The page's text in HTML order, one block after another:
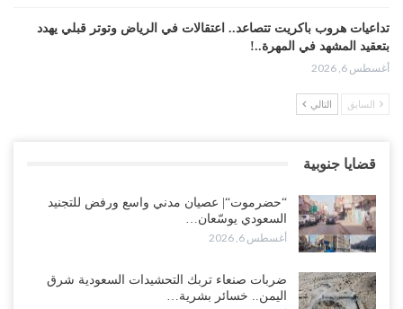
تداعيات هروب باكريت تتصاعد.. اعتقالات في الرياض وتوتر قبلي يهدد
بتعقيد المشهد في المهرة..!
أغسطس 6, 2026
“حضرموت“| في تصعيد غير مسبوق.. انتشار فصيل “مكافحة الإرهاب”
للسعودية بشأن النفط..!
أغسطس 6, 2026
“تقرير“| عرب جورنال: استقالة مدير مكتب العليمي.. هل دخلت سلطة
الرئاسي مرحلة التفكك المؤسسي..!
السابق التالي
قضايا جنوبية
“حضرموت“| عصيان مدني واسع ورفض للتجنيد
السعودي يوسّعان…
أغسطس 6, 2026
ضربات صنعاء تربك التحشيدات السعودية شرق
اليمن.. خسائر بشرية…